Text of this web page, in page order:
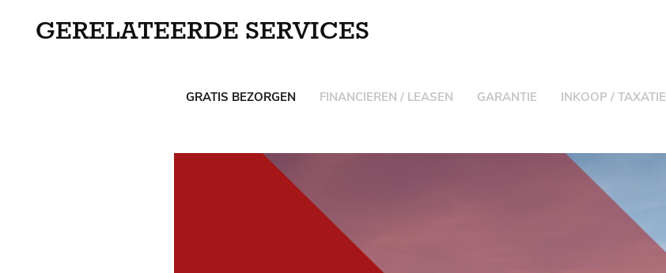
GERELATEERDE SERVICES
GRATIS BEZORGEN FINANCIEREN / LEASEN GARANTIE INKOOP / TAXATIE